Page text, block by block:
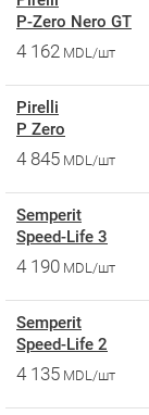
P-Zero Nero GT
4 162 MDL/шт
Pirelli
P Zero
4 845 MDL/шт
Semperit
Speed-Life 3
4 190 MDL/шт
Semperit
Speed-Life 2
4 135 MDL/шт